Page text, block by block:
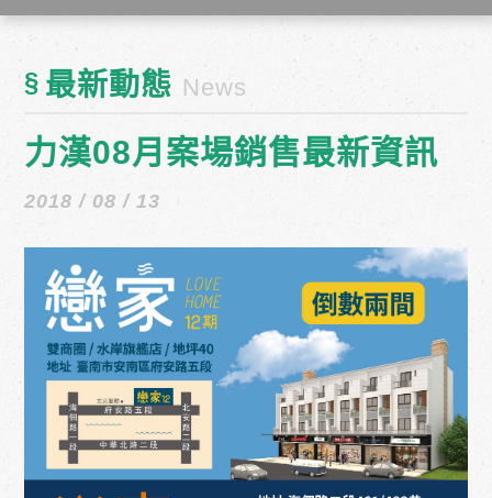
§ 最新動態 News
力漢08月案場銷售最新資訊
2018 / 08 / 13